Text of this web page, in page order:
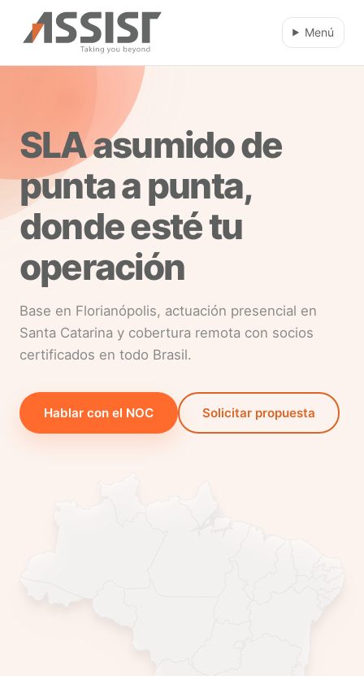
Ir al contenido principal
Menú
SLA asumido de
punta a punta,
donde esté tu
operación
Base en Florianópolis, actuación presencial en
Santa Catarina y cobertura remota con socios
certificados en todo Brasil.
Hablar con el NOC Solicitar propuesta